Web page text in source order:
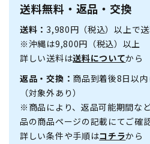
送料無料・返品・交換
送料：3,980円（税込）以上で
※沖縄は9,800円（税込）以上
詳しい送料は送料についてから
返品・交換： 商品到着後8日以内
（対象外あり）
※商品により、返品可能期間な
品の商品ページの記載にてご確
詳しい条件や手順はコチラから